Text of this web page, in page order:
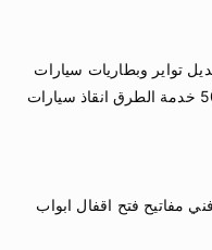
خدمة المساعدة على الطريق 50805535 خدمة الطرق انقاذ سيارات
فتح ابواب سيارات الكويت 50805535 فني مفاتيح فتح اقفال ابواب